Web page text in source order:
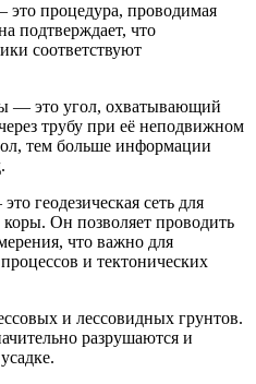
это процедура, проводимая
подтверждает, что
соответствуют
— это угол, охватывающий
трубу при её неподвижном
тем больше информации
геодезическая сеть для
Он позволяет проводить
что важно для
и тектонических
и лессовидных грунтов.
разрушаются и